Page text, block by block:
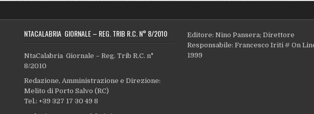
NTACALABRIA GIORNALE – REG. TRIB R.C. N° 8/2010
NtaCalabria Giornale – Reg. Trib R.C. n°
8/2010
Redazione, Amministrazione e Direzione:
Melito di Porto Salvo (RC)
Tel.: +39 327 17 30 49 8
Editore: Nino Pansera; Direttore
Responsabile: Francesco Iriti # On
1999